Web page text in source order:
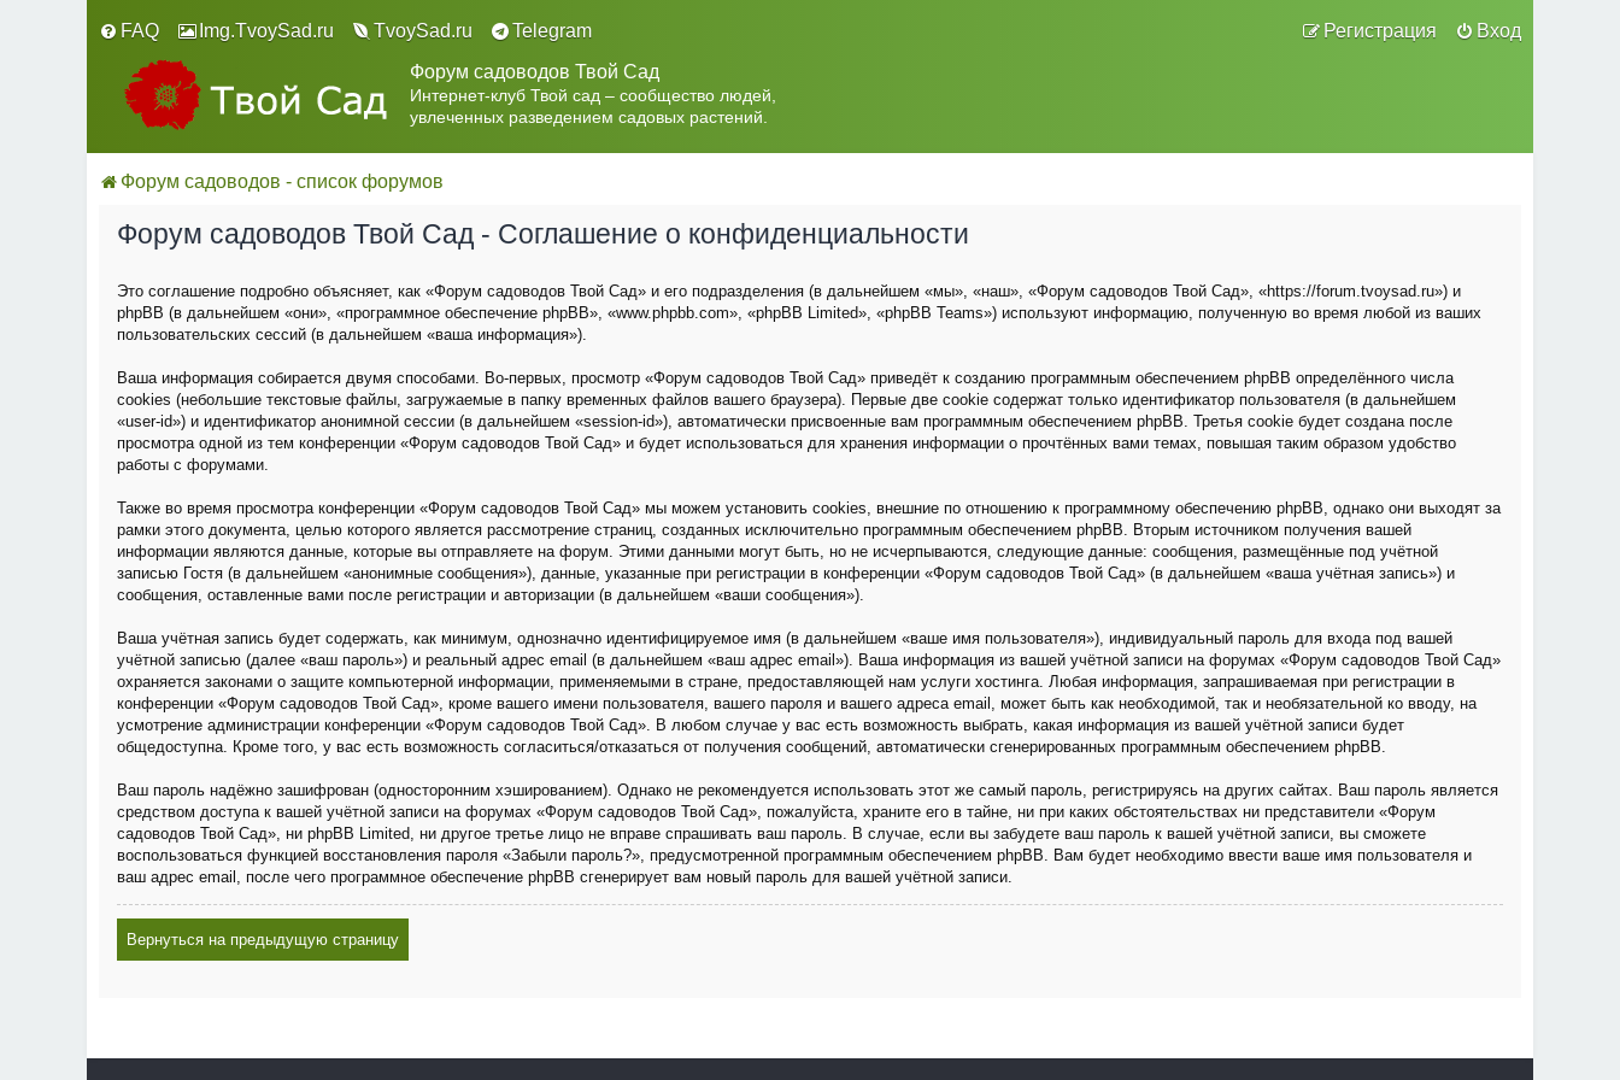
FAQ Вход
Регистрация
Img.TvoySad.ru TvoySad.ru
Telegram
Форум садоводов Твой Сад
Интернет-клуб Твой сад – сообщество людей,
увлеченных разведением садовых растений.
Форум садоводов - список форумов
Форум садоводов Твой Сад - Соглашение о конфиденциальности
Это соглашение подробно объясняет, как «Форум садоводов Твой Сад» и его подразделения (в дальнейшем «мы», «наш», «Форум садоводов Твой Сад», «https://forum.tvoysad.ru») и
phpBB (в дальнейшем «они», «программное обеспечение phpBB», «www.phpbb.com», «phpBB Limited», «phpBB Teams») используют информацию, полученную во время любой из ваших
пользовательских сессий (в дальнейшем «ваша информация»).
Ваша информация собирается двумя способами. Во-первых, просмотр «Форум садоводов Твой Сад» приведёт к созданию программным обеспечением phpBB определённого числа
cookies (небольшие текстовые файлы, загружаемые в папку временных файлов вашего браузера). Первые две cookie содержат только идентификатор пользователя (в дальнейшем
«user-id») и идентификатор анонимной сессии (в дальнейшем «session-id»), автоматически присвоенные вам программным обеспечением phpBB. Третья cookie будет создана после
просмотра одной из тем конференции «Форум садоводов Твой Сад» и будет использоваться для хранения информации о прочтённых вами темах, повышая таким образом удобство
работы с форумами.
Также во время просмотра конференции «Форум садоводов Твой Сад» мы можем установить cookies, внешние по отношению к программному обеспечению phpBB, однако они выходят за
рамки этого документа, целью которого является рассмотрение страниц, созданных исключительно программным обеспечением phpBB. Вторым источником получения вашей
информации являются данные, которые вы отправляете на форум. Этими данными могут быть, но не исчерпываются, следующие данные: сообщения, размещённые под учётной
записью Гостя (в дальнейшем «анонимные сообщения»), данные, указанные при регистрации в конференции «Форум садоводов Твой Сад» (в дальнейшем «ваша учётная запись») и
сообщения, оставленные вами после регистрации и авторизации (в дальнейшем «ваши сообщения»).
Ваша учётная запись будет содержать, как минимум, однозначно идентифицируемое имя (в дальнейшем «ваше имя пользователя»), индивидуальный пароль для входа под вашей
учётной записью (далее «ваш пароль») и реальный адрес email (в дальнейшем «ваш адрес email»). Ваша информация из вашей учётной записи на форумах «Форум садоводов Твой Сад»
охраняется законами о защите компьютерной информации, применяемыми в стране, предоставляющей нам услуги хостинга. Любая информация, запрашиваемая при регистрации в
конференции «Форум садоводов Твой Сад», кроме вашего имени пользователя, вашего пароля и вашего адреса email, может быть как необходимой, так и необязательной ко вводу, на
усмотрение администрации конференции «Форум садоводов Твой Сад». В любом случае у вас есть возможность выбрать, какая информация из вашей учётной записи будет
общедоступна. Кроме того, у вас есть возможность согласиться/отказаться от получения сообщений, автоматически сгенерированных программным обеспечением phpBB.
Ваш пароль надёжно зашифрован (односторонним хэшированием). Однако не рекомендуется использовать этот же самый пароль, регистрируясь на других сайтах. Ваш пароль является
средством доступа к вашей учётной записи на форумах «Форум садоводов Твой Сад», пожалуйста, храните его в тайне, ни при каких обстоятельствах ни представители «Форум
садоводов Твой Сад», ни phpBB Limited, ни другое третье лицо не вправе спрашивать ваш пароль. В случае, если вы забудете ваш пароль к вашей учётной записи, вы сможете
воспользоваться функцией восстановления пароля «Забыли пароль?», предусмотренной программным обеспечением phpBB. Вам будет необходимо ввести ваше имя пользователя и
ваш адрес email, после чего программное обеспечение phpBB сгенерирует вам новый пароль для вашей учётной записи.
Вернуться на предыдущую страницу